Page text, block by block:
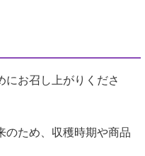
にお召し上がりくださ
のため、収穫時期や商品